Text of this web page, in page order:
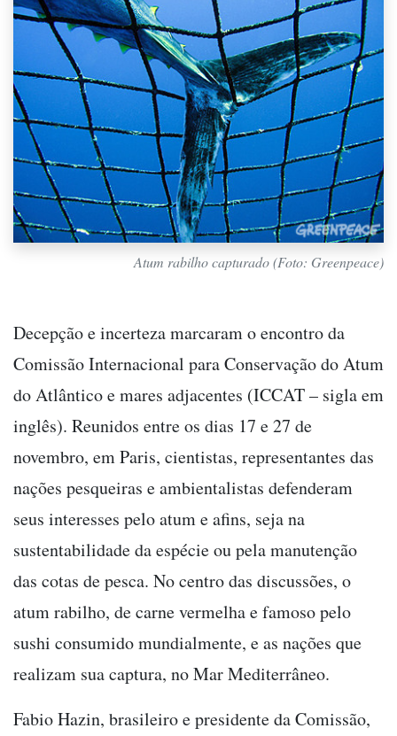
Atum rabilho capturado (Foto: Greenpeace)
Decepção e incerteza marcaram o encontro da
Comissão Internacional para Conservação do Atum
do Atlântico e mares adjacentes (ICCAT – sigla em
inglês). Reunidos entre os dias 17 e 27 de
novembro, em Paris, cientistas, representantes das
nações pesqueiras e ambientalistas defenderam
seus interesses pelo atum e afins, seja na
sustentabilidade da espécie ou pela manutenção
das cotas de pesca. No centro das discussões, o
atum rabilho, de carne vermelha e famoso pelo
sushi consumido mundialmente, e as nações que
realizam sua captura, no Mar Mediterrâneo.
Fabio Hazin, brasileiro e presidente da Comissão,